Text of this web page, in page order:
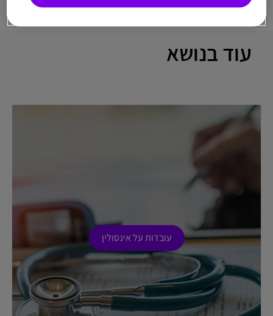
עוד בנושא
עובדות על אינסולין